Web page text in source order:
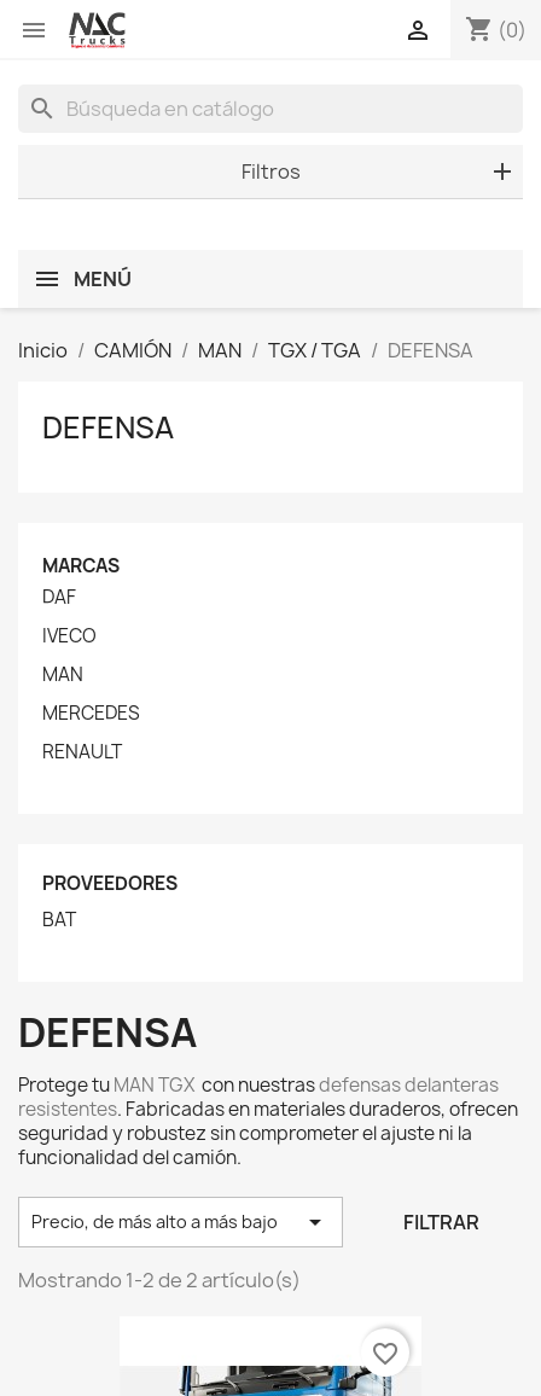
 shopping_cart (0)

search
Filtros
MENÚ
Inicio CAMIÓN MAN TGX / TGA DEFENSA
DEFENSA
MARCAS
DAF
IVECO
MAN
MERCEDES
RENAULT
PROVEEDORES
BAT
DEFENSA
Protege tuMAN TGX con nuestrasdefensas delanteras
resistentes. Fabricadas en materiales duraderos, ofrecen
seguridad y robustez sin comprometer el ajuste ni la
funcionalidad del camión.
Precio, de más alto a más bajo  FILTRAR
Mostrando 1-2 de 2 artículo(s)
favorite_border